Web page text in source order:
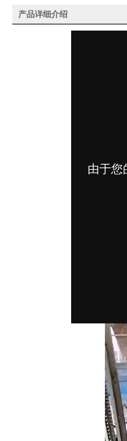
产品详细介绍